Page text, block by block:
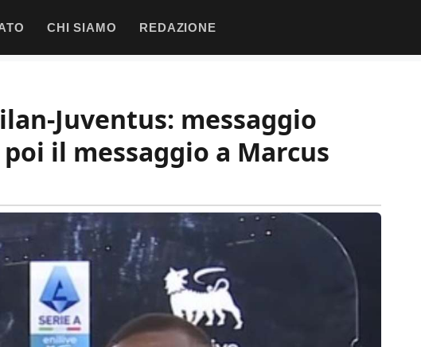
CHI SIAMO REDAZIONE
Juventus: messaggio
il messaggio a Marcus